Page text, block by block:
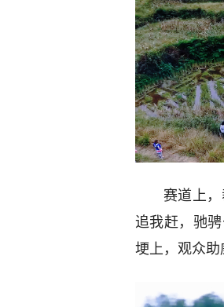
赛道上
追我赶，驰
埂上，观众助